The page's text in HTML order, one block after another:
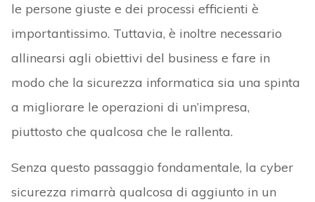
le persone giuste e dei processi efficienti è
importantissimo. Tuttavia, è inoltre necessario
allinearsi agli obiettivi del business e fare in
modo che la sicurezza informatica sia una spinta
a migliorare le operazioni di un’impresa,
piuttosto che qualcosa che le rallenta.
Senza questo passaggio fondamentale, la cyber
sicurezza rimarrà qualcosa di aggiunto in un